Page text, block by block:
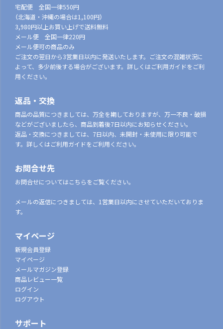
宅配便 全国一律550円
（北海道・沖縄の場合は1,100円）
3,980円以上お買い上げで送料無料
メール便 全国一律220円
メール便可の商品のみ
ご注文の翌日から3営業日以内に発送いたします。ご注文の混雑状況に
よって、多少前後する場合がございます。詳しくはご利用ガイドをご利
用ください。
返品・交換
商品の品質につきましては、万全を期しておりますが、万一不良・破損
などがございましたら、商品到着後7日以内にお知らせください。
返品・交換につきましては、7日以内、未開封・未使用に限り可能で
す。詳しくはご利用ガイドをご利用ください。
お問合せ先
お問合せについてはこちらをご覧ください。
メールの返信につきましては、1営業日以内にさせていただいておりま
す。
マイページ
新規会員登録
マイページ
メールマガジン登録
商品レビュー一覧
ログイン
ログアウト
サポート